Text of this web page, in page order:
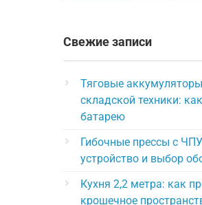
Свежие записи
Тяговые
складской техники:
батарею
Гибочные прессы с
устройство и выбор
Кухня 2,2 метра: как
крошечное